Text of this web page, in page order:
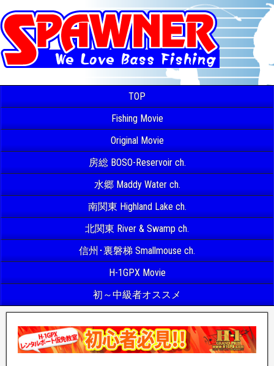
TOP
Fishing Movie
Original Movie
房総 BOSO-Reservoir ch.
水郷 Maddy Water ch.
南関東 Highland Lake ch.
北関東 River & Swamp ch.
信州･裏磐梯 Smallmouse ch.
H-1GPX Movie
初～中級者オススメ